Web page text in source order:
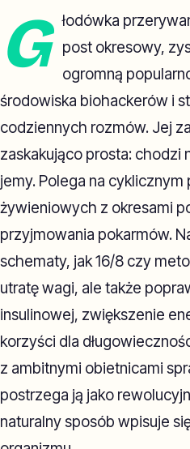
G
łodówka
post okresowy,
ogromną
środowiska biohackerów i
codziennych rozmów. Jej
zaskakująco prosta: chodzi
jemy. Polega na cyklicznym
żywieniowych z okresami
przyjmowania pokarmów.
schematy, jak 16/8 czy
utratę wagi, ale także
insulinowej, zwiększenie
korzyści dla
z ambitnymi obietnicami
postrzega ją jako
naturalny sposób wpisuje